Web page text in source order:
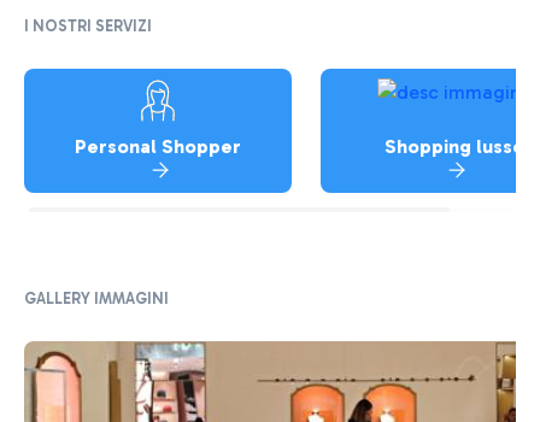
I NOSTRI SERVIZI
Personal Shopper Shopping lusso
GALLERY IMMAGINI